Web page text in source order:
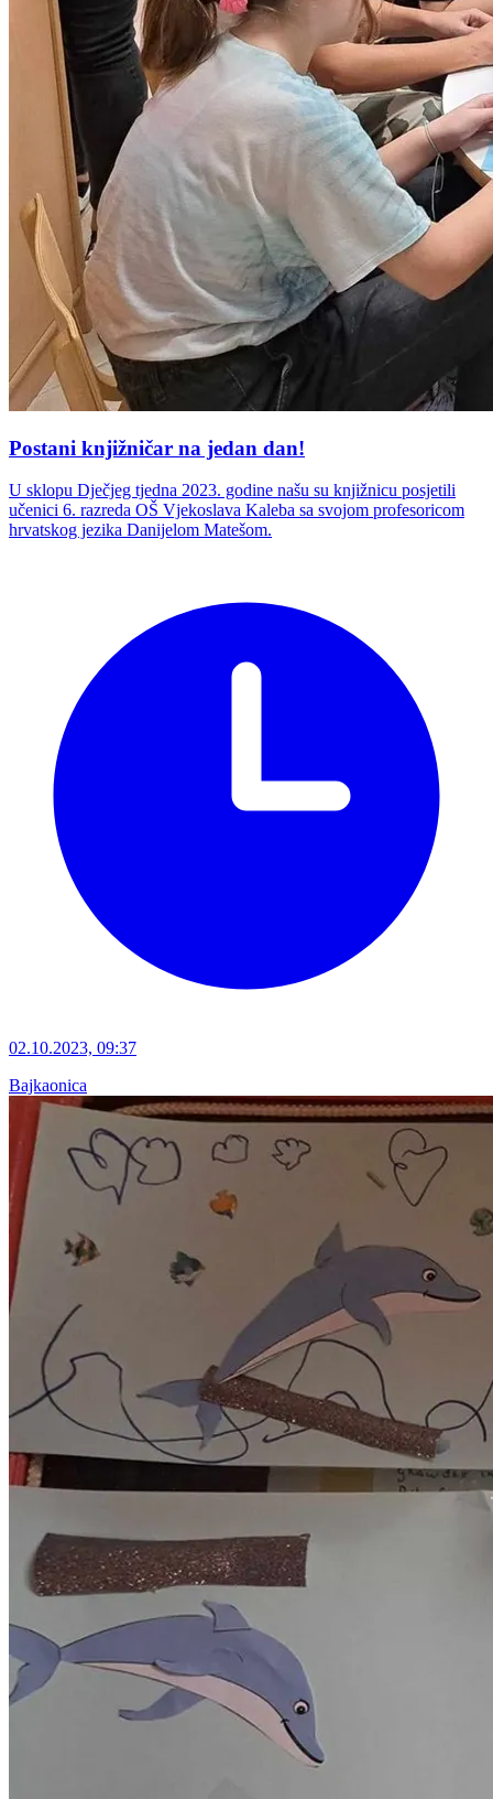
Postani knjižničar na jedan dan!
U sklopu Dječjeg tjedna 2023. godine našu su knjižnicu posjetili
učenici 6. razreda OŠ Vjekoslava Kaleba sa svojom profesoricom
hrvatskog jezika Danijelom Matešom.
02.10.2023, 09:37
Bajkaonica